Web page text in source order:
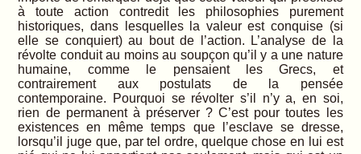
à toute action contredit les philosophies purement
historiques, dans lesquelles la valeur est conquise (si
elle se conquiert) au bout de l’action. L’analyse de la
révolte conduit au moins au soupçon qu’il y a une nature
humaine, comme le pensaient les Grecs, et
contrairement aux postulats de la pensée
contemporaine. Pourquoi se révolter s’il n’y a, en soi,
rien de permanent à préserver ? C’est pour toutes les
existences en même temps que l’esclave se dresse,
lorsqu’il juge que, par tel ordre, quelque chose en lui est